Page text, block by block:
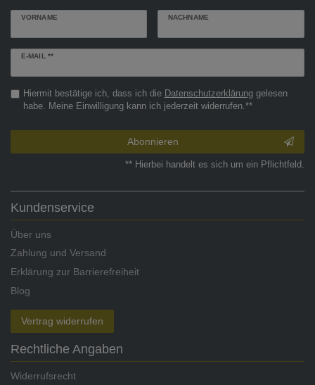
VORNAME NACHNAME
E-MAIL **
Newsletter
Hiermit bestätige ich, dass ich die Daten­schutz­erklärunggelesen
habe. Meine Einwilligung kann ich jederzeit widerrufen.**
Abonnieren
** Hierbei handelt es sich um ein Pflichtfeld.
Kundenservice
Über uns
Zahlung und Versand
Erklärung zur Barrierefreiheit
Blog
Vertrag widerrufen
Rechtliche Angaben
Widerrufsrecht